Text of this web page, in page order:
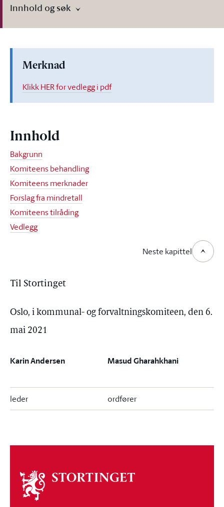
Innhold og søk
Merknad
Klikk HER for vedlegg i pdf
Innhold
Bakgrunn
Komiteens behandling
Komiteens merknader
Forslag fra mindretall
Komiteens tilråding
Vedlegg
Neste kapittel
Til Stortinget
Oslo, i kommunal- og forvaltningskomiteen, den 6.
mai 2021
Karin Andersen Masud Gharahkhani
leder ordfører
Om
stortinget